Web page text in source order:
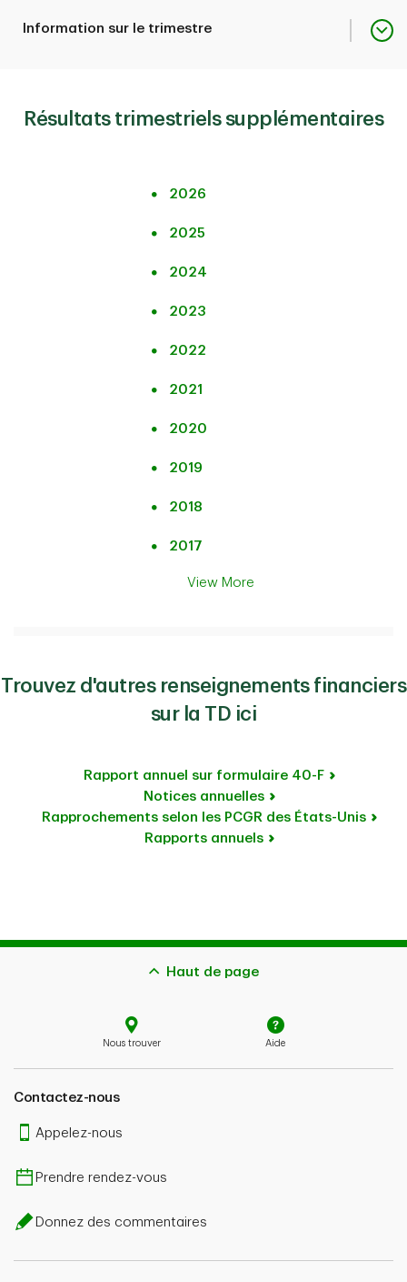
Indice GTDAR
Fiche de l'investisseur
Information sur le trimestre
Fiche de l'investisseur
Résultats trimestriels supplémentaires
2026
2025
2024
2023
2022
2021
2020
2019
2018
2017
View More
Trouvez d'autres renseignements financiers
sur la TD ici
Rapport annuel sur formulaire 40-F
Notices annuelles
Rapprochements selon les PCGR des États-Unis
Rapports annuels
Haut de page
Nous trouver Aide
Contactez-nous
Appelez-nous
Prendre rendez-vous
Donnez des commentaires